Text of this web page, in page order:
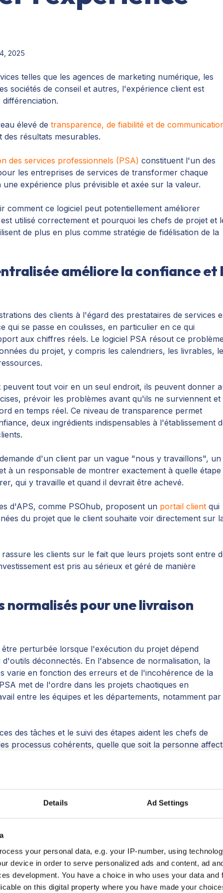
Details Ad Settings
your personal data, e.g. your IP-number, using
device in order to serve personalized ads and content, ad
development. You have a choice in who uses your data and
on this digital property where you have made your
2025
telles que les agences de marketing numérique, les
sociétés de conseil et autres, l'expérience client est
élevé detransparence, de fiabilité et de
des résultats mesurables.
des services professionnels (PSA) constituent l'un des
les entreprises de services de transformer chaque
expérience plus prévisible et axée sur la valeur.
comment ce logiciel peut potentiellement améliorer
utilisé correctement et pourquoi les chefs de projet et
de plus en plus comme stratégie de fidélisation de la
améliore la confiance et
des clients à l'égard des prestataires de services
qui se passe en coulisses, en particulier en ce qui
aux chiffres réels. Le logiciel PSA résout ce
du projet, y compris les calendriers, les livrables,
tout voir en un seul endroit, ils peuvent donner
prévoir les problèmes avant qu'ils ne surviennent et
en temps réel. Ce niveau de transparence permet
deux ingrédients indispensables à l'établissement
d'un client par un vague "nous y travaillons", un
à un responsable de montrer exactement à quelle étape
qui y travaille et quand il devrait être achevé.
d'APS, comme PSOhub, proposent un portail client qui
du projet que le client souhaite voir directement sur
les clients sur le fait que leurs projets sont entre
est pris au sérieux et géré de manière
normalisés pour une livraison
perturbée lorsque l'exécution du projet dépend
déconnectés. En l'absence de normalisation, la
varie en fonction des erreurs et de l'incohérence de la
met de l'ordre dans les projets chaotiques en
entre les équipes et les départements, notamment par
des tâches et le suivi des étapes aident les chefs de
processus cohérents, quelle que soit la personne
système ou rapport stratégique suivra une cadence
ils sont beaucoup plus enclins à renouveler leur contrat,
et à vous considérer comme un partenaire de